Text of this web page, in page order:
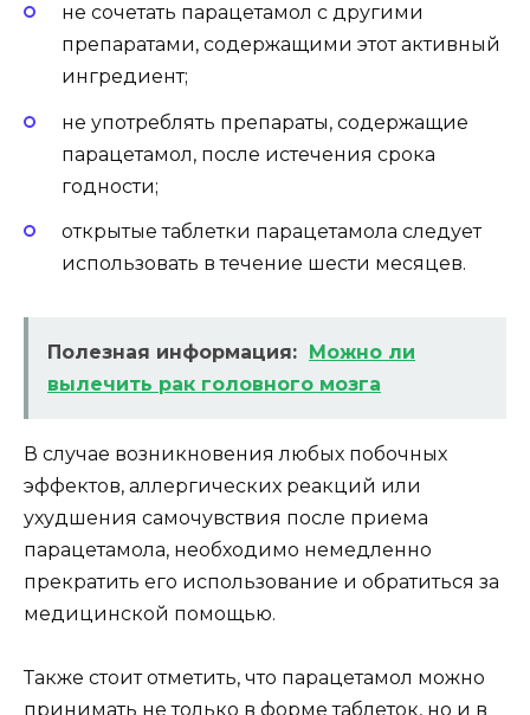
не сочетать парацетамол с другими
препаратами, содержащими этот активный
ингредиент;
не употреблять препараты, содержащие
парацетамол, после истечения срока
годности;
открытые таблетки парацетамола следует
использовать в течение шести месяцев.
Полезная информация: Можно ли
вылечить рак головного мозга
В случае возникновения любых побочных
эффектов, аллергических реакций или
ухудшения самочувствия после приема
парацетамола, необходимо немедленно
прекратить его использование и обратиться за
медицинской помощью.
Также стоит отметить, что парацетамол можно
принимать не только в форме таблеток, но и в